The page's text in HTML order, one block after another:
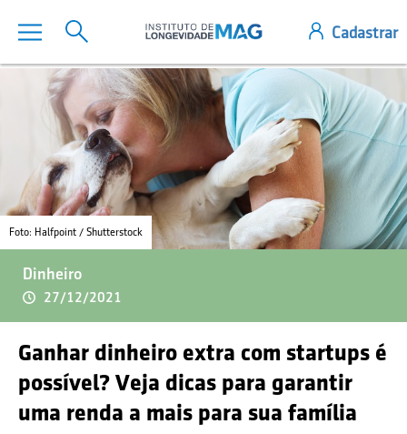
Foto: Halfpoint / Shutterstock
Dinheiro
27/12/2021
Ganhar dinheiro extra com startups é
possível? Veja dicas para garantir
uma renda a mais para sua família